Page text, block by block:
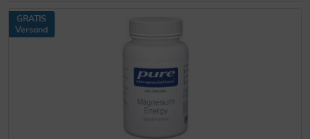
GRATIS
Versand